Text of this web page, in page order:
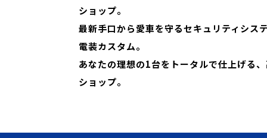
ショップ。
最新手口から愛車を守るセキュリティシス
電装カスタム。
あなたの理想の1台をトータルで仕上げる
ショップ。